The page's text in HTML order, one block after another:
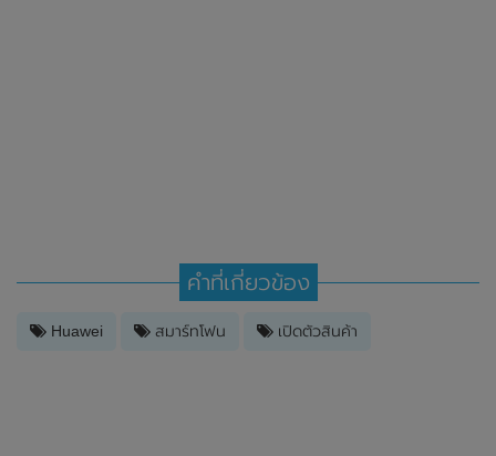
คำที่เกี่ยวข้อง
Huawei สมาร์ทโฟน เปิดตัวสินค้า